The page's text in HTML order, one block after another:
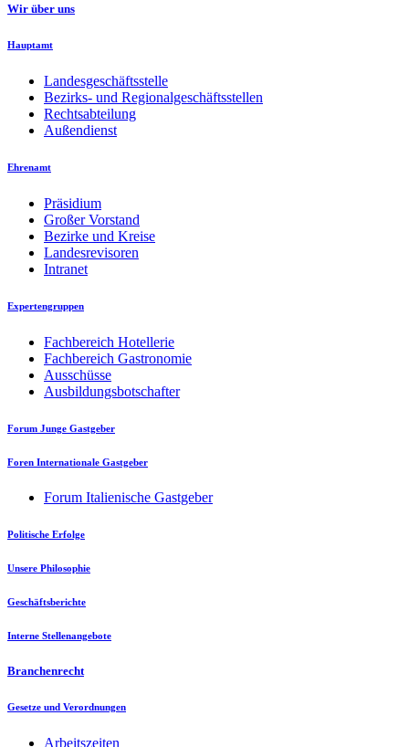
Wir über uns
Hauptamt
Landesgeschäftsstelle
Bezirks- und Regionalgeschäftsstellen
Rechtsabteilung
Außendienst
Ehrenamt
Präsidium
Großer Vorstand
Bezirke und Kreise
Landesrevisoren
Intranet
Expertengruppen
Fachbereich Hotellerie
Fachbereich Gastronomie
Ausschüsse
Ausbildungsbotschafter
Forum Junge Gastgeber
Foren Internationale Gastgeber
Forum Italienische Gastgeber
Politische Erfolge
Unsere Philosophie
Geschäftsberichte
Interne Stellenangebote
Branchenrecht
Gesetze und Verordnungen
Arbeitszeiten